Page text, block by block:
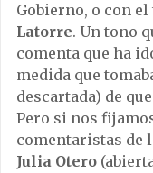
Gobierno, o con
Latorre. Un tono
comenta que ha
medida que
descartada) de
Pero si nos
comentaristas de
Julia Otero